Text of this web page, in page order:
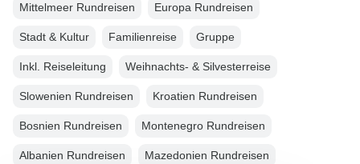
Mittelmeer Rundreisen Europa Rundreisen
Stadt & Kultur Familienreise Gruppe
Inkl. Reiseleitung Weihnachts- & Silvesterreise
Slowenien Rundreisen Kroatien Rundreisen
Bosnien Rundreisen Montenegro Rundreisen
Albanien Rundreisen Mazedonien Rundreisen